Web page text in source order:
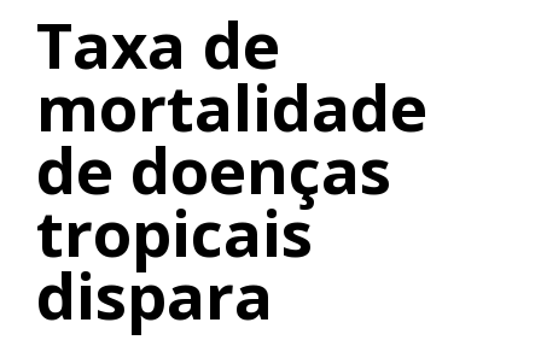
Taxa de
mortalidade
de doenças
tropicais
dispara